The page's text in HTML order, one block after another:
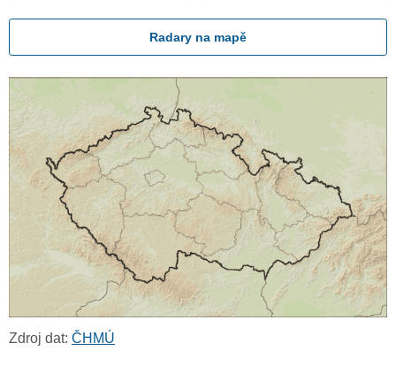
Radary na mapě
Zdroj dat: ČHMÚ